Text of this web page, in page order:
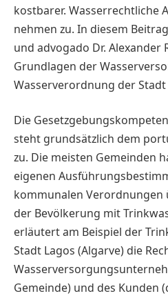
kostbarer. Wasserrechtliche
nehmen zu. In diesem
und advogado Dr. Alexander
Grundlagen der
Wasserverordnung der Stadt
Die
steht grundsätzlich dem
zu. Die meisten Gemeinden
eigenen
kommunalen Verordnungen
der Bevölkerung mit
erläutert am Beispiel der
Stadt Lagos (Algarve) die
Gemeinde) und des Kunden